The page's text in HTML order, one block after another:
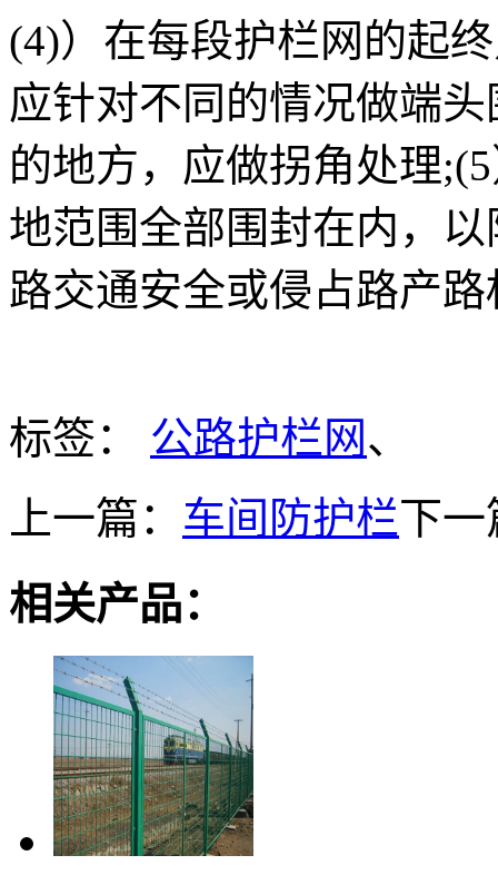
(4)）在每段护栏网的起
应针对不同的情况做端
的地方，应做拐角处理
地范围全部围封在内，
路交通安全或侵占路产路
标签： 公路护栏网、
上一篇： 车间防护栏下一
相关产品：